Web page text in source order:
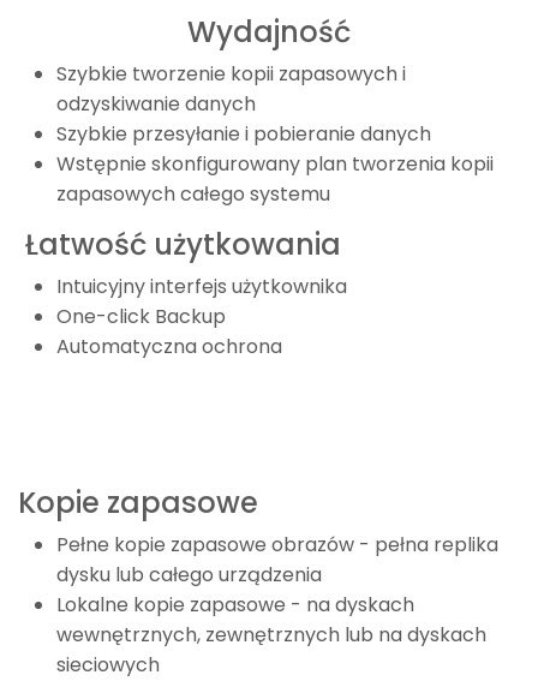
Wydajność
Szybkie tworzenie kopii zapasowych i
odzyskiwanie danych
Szybkie przesyłanie i pobieranie danych
Wstępnie skonfigurowany plan tworzenia kopii
zapasowych całego systemu
Łatwość użytkowania
Intuicyjny interfejs użytkownika
One-click Backup
Automatyczna ochrona
Kopie zapasowe
Pełne kopie zapasowe obrazów - pełna replika
dysku lub całego urządzenia
Lokalne kopie zapasowe - na dyskach
wewnętrznych, zewnętrznych lub na dyskach
sieciowych